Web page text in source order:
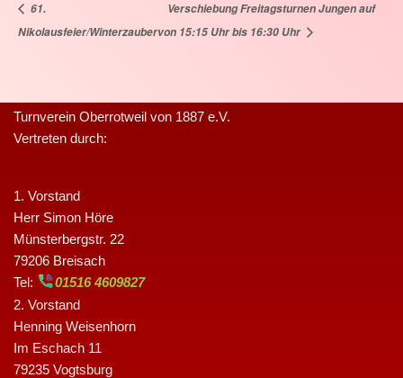
61.
Nikolausfeier/Winterzauber
Verschiebung Freitagsturnen Jungen auf
von 15:15 Uhr bis 16:30 Uhr
Turnverein Oberrotweil von 1887 e.V.
Vertreten durch:
1. Vorstand
Herr Simon Höre
Münsterbergstr. 22
79206 Breisach
Tel:
01516 4609827
2. Vorstand
Henning Weisenhorn
Im Eschach 11
79235 Vogtsburg